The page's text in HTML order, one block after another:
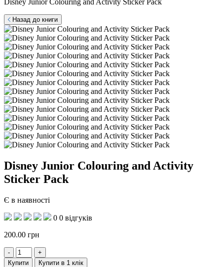
Disney Junior Colouring and Activity Sticker Pack
Назад до книги
Disney Junior Colouring and Activity
Sticker Pack
Є в наявності
0 0 відгуків
200.00 грн
Купити Купити в 1 клік